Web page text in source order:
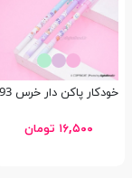
خودکار پاکن دار خرس GP-7793
۱۶,۵۰۰ تومان